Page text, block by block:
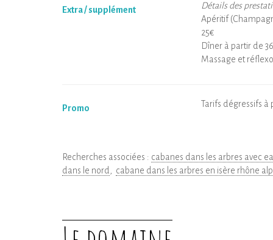
Extra / supplément
Détails des
Apéritif
25€
Dîner à partir de
Massage et
Promo Tarifs dégressifs à
Recherches associées : cabanes dans les arbres avec
dans le nord
cabane dans les arbres en isère rhône